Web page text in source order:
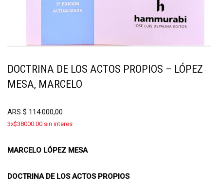
DOCTRINA DE LOS ACTOS PROPIOS – LÓPEZ
MESA, MARCELO
ARS $ 114.000,00
3x$38000.00 sin interes
MARCELO LÓPEZ MESA
DOCTRINA DE LOS ACTOS PROPIOS